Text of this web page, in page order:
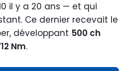
il y a 20 ans — et qui
Ce dernier recevait le
développant 500 ch
Nm.